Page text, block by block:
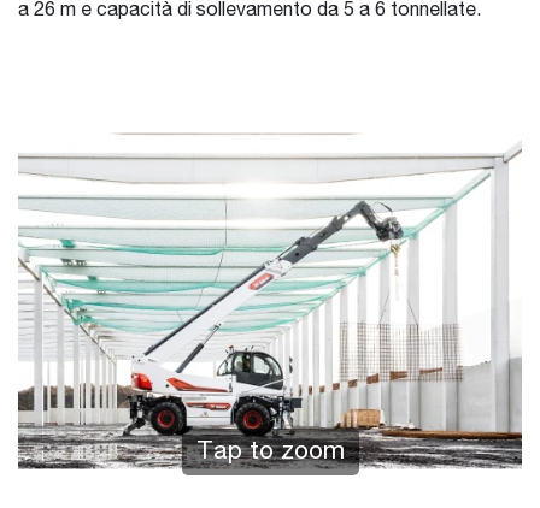
a 26 m e capacità di sollevamento da 5 a 6 tonnellate.
Tap to zoom